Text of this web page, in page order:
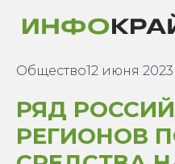
Общество12 июня 2023
РЯД
РЕГИОНОВ